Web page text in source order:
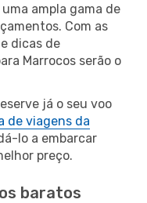
ampla gama de
Com as
dicas de
Marrocos serão o
já o seu voo
de viagens da
lo a embarcar
preço.
baratos